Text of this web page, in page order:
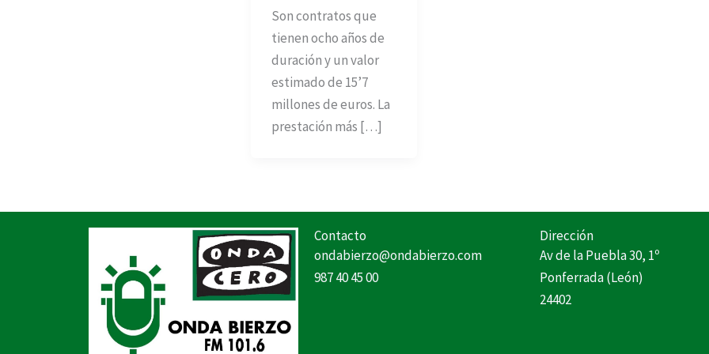
Son contratos que
tienen ocho años de
duración y un valor
estimado de 15’7
millones de euros. La
prestación más […]
Contacto
ondabierzo@ondabierzo.com
987 40 45 00
Dirección
Av de la Puebla 30, 1º
Ponferrada (León)
24402